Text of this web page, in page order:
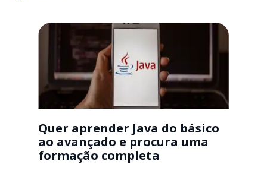
Quer aprender Java do básico
ao avançado e procura uma
formação completa